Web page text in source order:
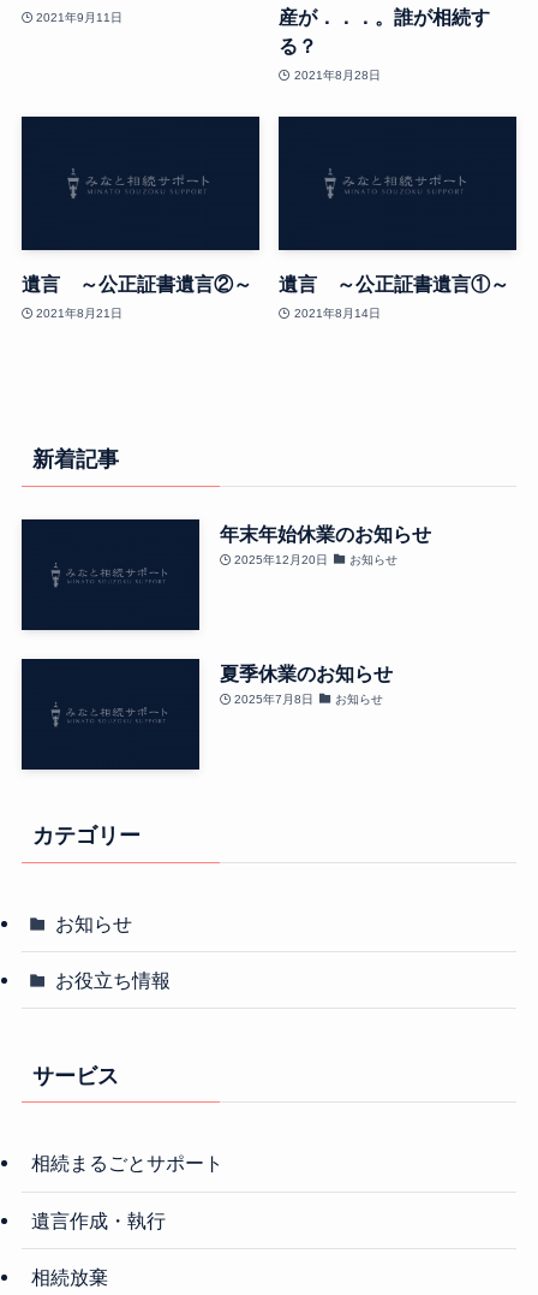
2021年9月11日
産が．．．。誰が相続す
る？
2021年8月28日
遺言 ～公正証書遺言②～
2021年8月21日
遺言 ～公正証書遺言①～
2021年8月14日
新着記事
年末年始休業のお知らせ
2025年12月20日 お知らせ
夏季休業のお知らせ
2025年7月8日 お知らせ
カテゴリー
お知らせ
お役立ち情報
サービス
相続まるごとサポート
遺言作成・執行
相続放棄